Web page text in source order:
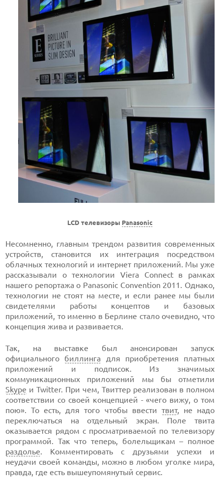
LCD телевизоры Panasonic
Несомненно, главным трендом развития современных
устройств, становится их интеграция посредством
облачных технологий и интернет приложений. Мы уже
рассказывали о технологии Viera Connect в рамках
нашего репортажа о Panasonic Convention 2011. Однако,
технологии не стоят на месте, и если ранее мы были
свидетелями работы концептов и базовых
приложений, то именно в Берлине стало очевидно, что
концепция жива и развивается.
Так, на выставке был анонсирован запуск
официального биллинга для приобретения платных
приложений и подписок. Из значимых
коммуникационных приложений мы бы отметили
Skype и Twitter. При чем, Твиттер реализован в полном
соответствии со своей концепцией - «чего вижу, о том
пою». То есть, для того чтобы ввести твит, не надо
переключаться на отдельный экран. Поле твита
оказывается рядом с просматриваемой по телевизору
программой. Так что теперь, болельщикам – полное
раздолье. Комментировать с друзьями успехи и
неудачи своей команды, можно в любом уголке мира,
правда, где есть вышеупомянутый сервис.